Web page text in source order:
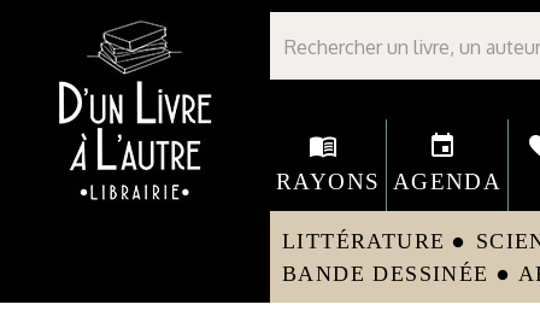
Librairie D'un livre à l'autre - Avranches
menu_book
RAYONS
event
AGENDA
LITTÉRATURE circle
BANDE DESSINÉE
circle